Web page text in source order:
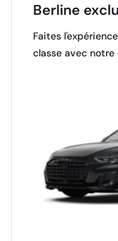
Berline
Faites
classe avec notre